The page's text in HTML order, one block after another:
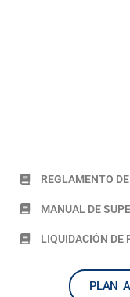
REGLAMENTO
MANUAL DE
LIQUIDACIÓN DE
PLAN